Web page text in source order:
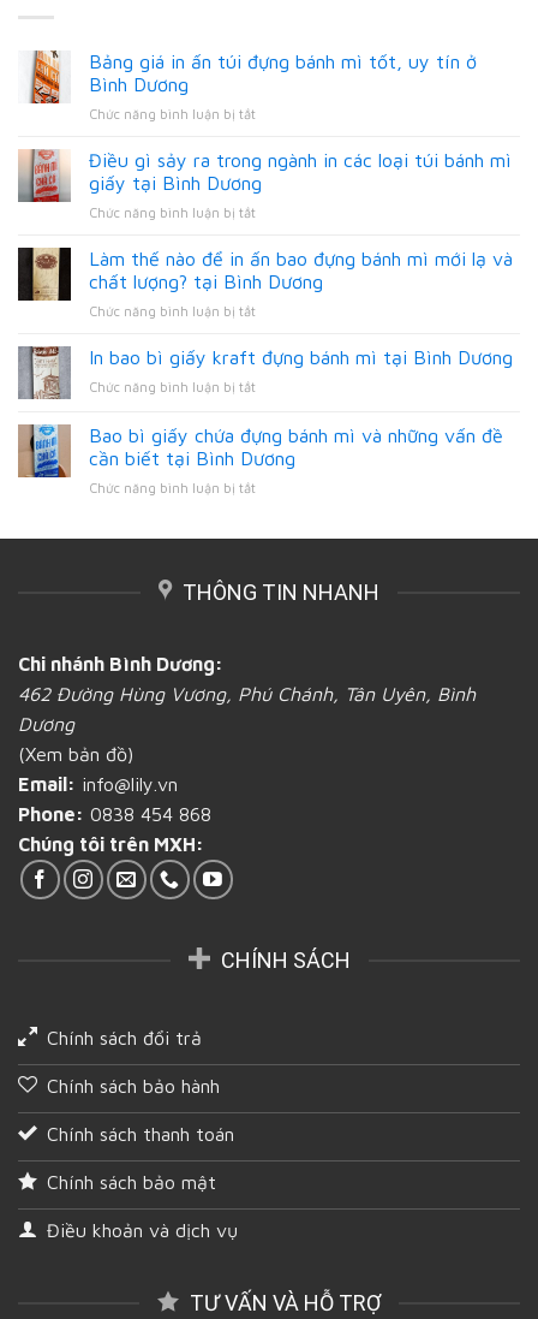
Bảng giá in ấn túi đựng bánh mì tốt, uy tín ở
Bình Dương
Chức năng bình luận bị tắtở
in
ấn
túi
bánh
mì
uy
Điều gì sảy ra trong ngành in các loại túi bánh mì
giấy tại Bình Dương
Chức năng bình luận bị tắtở
gì
sảy
ra
trong
in
loại
bánh
mì
tại
Dương
Làm thế nào để in ấn bao đựng bánh mì mới lạ và
chất lượng? tại Bình Dương
Chức năng bình luận bị tắtở
thế
nào
để
ấn
bao
bánh
chất
In bao bì giấy kraft đựng bánh mì tại Bình Dương
Chức năng bình luận bị tắtở
bì
giấy
kraft
Bình
Bao bì giấy chứa đựng bánh mì và những vấn đề
cần biết tại Bình Dương
Chức năng bình luận bị tắtở
đựng
vấn
THÔNG TIN NHANH
Chi nhánh Bình Dương:
462 Đường Hùng Vương, Phú Chánh, Tân Uyên, Bình
Dương
(Xem bản đồ)
Email: info@lily.vn
Phone: 0838 454 868
Chúng tôi trên MXH:
CHÍNH SÁCH
Chính sách đổi trả
Chính sách bảo hành
Chính sách thanh toán
Chính sách bảo mật
Điều khoản và dịch vụ
TƯ VẤN VÀ HỖ TRỢ